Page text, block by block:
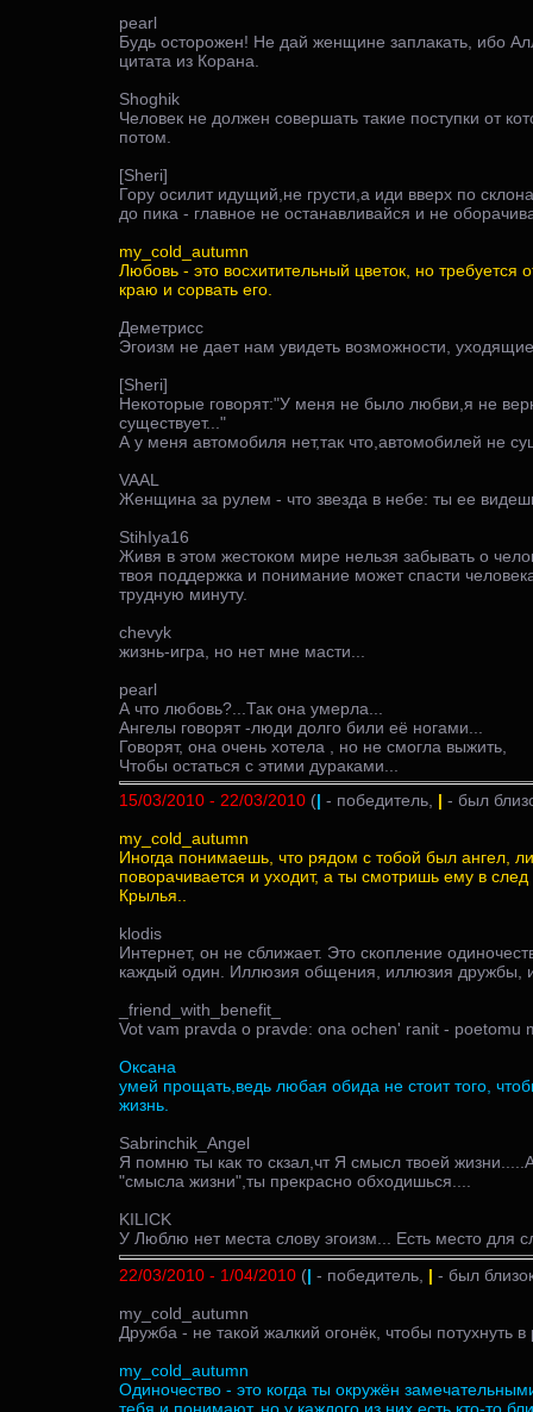
pearl
Будь осторожен! Не дай женщине заплакать, ибо
цитата из Корана.
Shoghik
Человек не должен совершать такие поступки от
потом.
[Sheri]
Гору осилит идущий,не грусти,а иди вверх по
до пика - главное не останавливайся и не
my_cold_autumn
Любовь - это восхитительный цветок, но требуется
краю и сорвать его.
Деметрисс
Эгоизм не дает нам увидеть возможности,
[Sheri]
Некоторые говорят:"У меня не было любви,я не
существует..."
А у меня автомобиля нет,так что,автомобилей не
VAAL
Женщина за рулем - что звезда в небе: ты ее
StihIya16
Живя в этом жестоком мире нельзя забывать о
твоя поддержка и понимание может спасти
трудную минуту.
chevyk
жизнь-игра, но нет мне масти...
pearl
А что любовь?...Так она умерла...
Ангелы говорят -люди долго били её ногами...
Говорят, она очень хотела , но не смогла выжить,
Чтобы остаться с этими дураками...
15/03/2010 - 22/03/2010 (| - победитель, | - был
my_cold_autumn
Иногда понимаешь, что рядом с тобой был ангел,
поворачивается и уходит, а ты смотришь ему в
Крылья..
klodis
Интернет, он не сближает. Это скопление
каждый один. Иллюзия общения, иллюзия дружбы,
_friend_with_benefit_
Vot vam pravda o pravde: ona ochen' ranit - poetomu
Оксана
умей прощать,ведь любая обида не стоит того,
жизнь.
Sabrinchik_Angel
Я помню ты как то скзал,чт Я смысл твоей
"смысла жизни",ты прекрасно обходишься....
KILICK
У Люблю нет места слову эгоизм... Есть место для
22/03/2010 - 1/04/2010 (| - победитель, | - был
my_cold_autumn
Дружба - не такой жалкий огонёк, чтобы потухнуть в
my_cold_autumn
Одиночество - это когда ты окружён